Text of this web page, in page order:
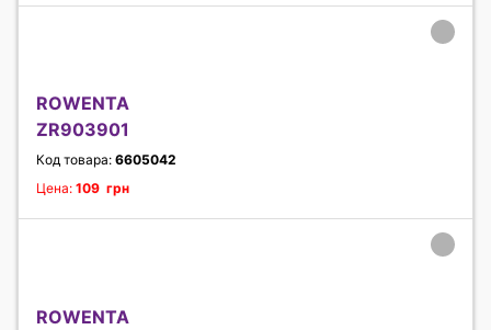
ROWENTA
ZR903901
Код товара: 6605042
Цена: 109 грн
ROWENTA